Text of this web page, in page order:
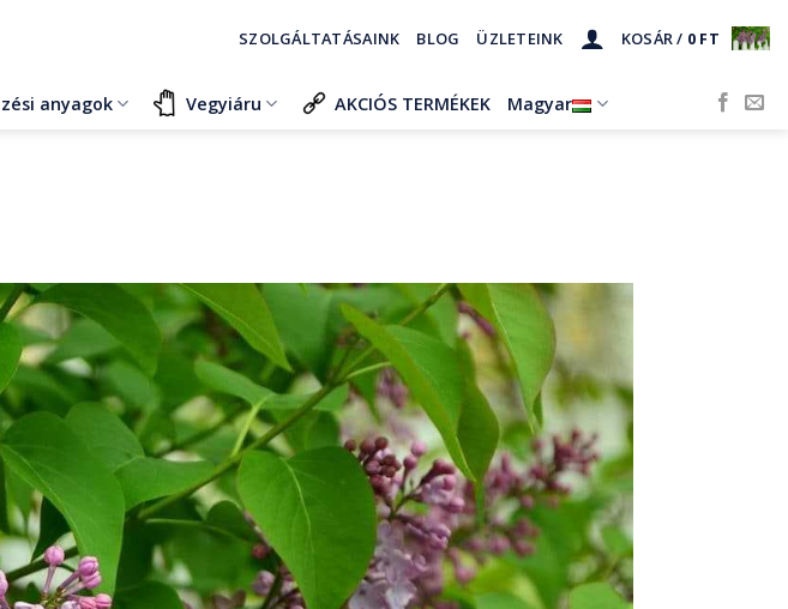
SZOLGÁLTATÁSAINK BLOG ÜZLETEINK KOSÁR / 0 FT
anyagok Vegyiáru AKCIÓS TERMÉKEK Magyar